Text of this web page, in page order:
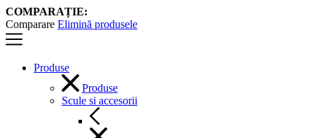
COMPARAȚIE:
Comparare Elimină produsele
Produse
Produse
Scule si accesorii